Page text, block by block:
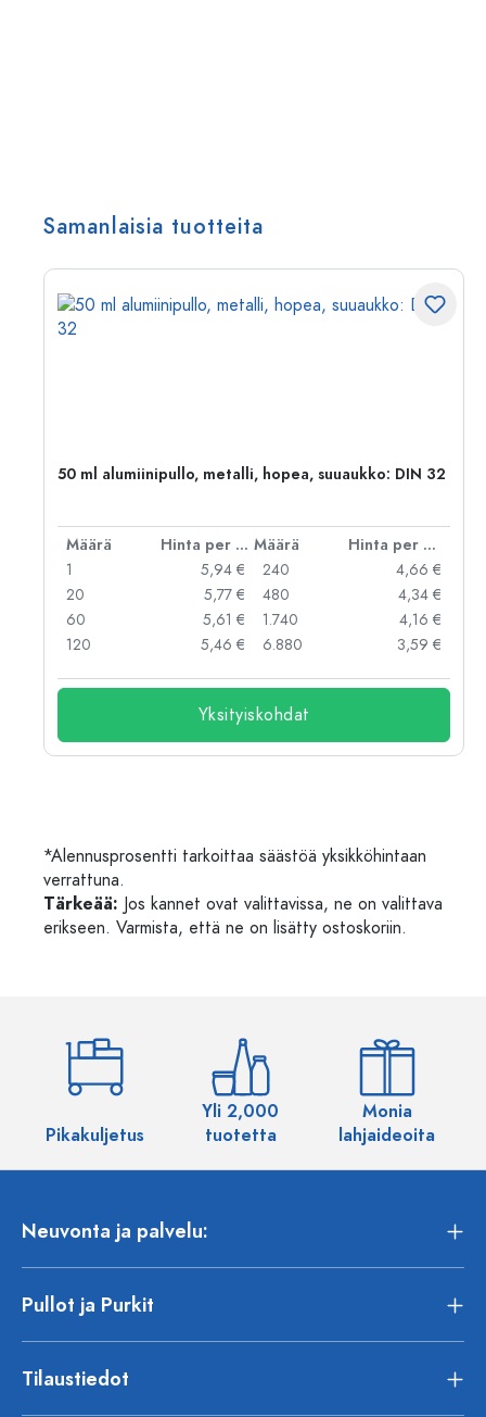
Samanlaisia tuotteita
50 ml alumiinipullo, metalli, hopea, suuaukko: DIN 32
Määrä Hinta per kpl Määrä
Hinta per kpl
1
5,94 €
20
5,77 €
60
5,61 €
120
5,46 €
240
4,66 €
480
4,34 €
1.740
4,16 €
6.880
3,59 €
Yksityiskohdat
*Alennusprosentti tarkoittaa säästöä yksikköhintaan
verrattuna.
Tärkeää: Jos kannet ovat valittavissa, ne on valittava
erikseen. Varmista, että ne on lisätty ostoskoriin.
Pikakuljetus
Yli 2,000
tuotetta
Monia
lahjaideoita
Neuvonta ja palvelu:
Pullot ja Purkit
Tilaustiedot